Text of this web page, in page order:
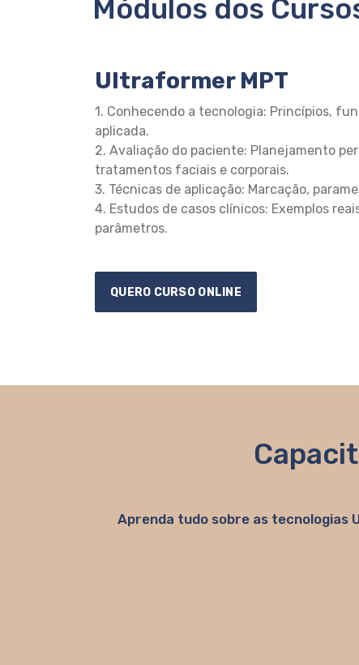
Módulos dos
Ultraformer MPT
1. Conhecendo a tecnologia: Princípios,
aplicada.
2. Avaliação do paciente: Planejamento
tratamentos faciais e corporais.
3. Técnicas de aplicação: Marcação,
4. Estudos de casos clínicos: Exemplos
parâmetros.
QUERO CURSO ONLINE
Aprenda tudo sobre as tecnologias